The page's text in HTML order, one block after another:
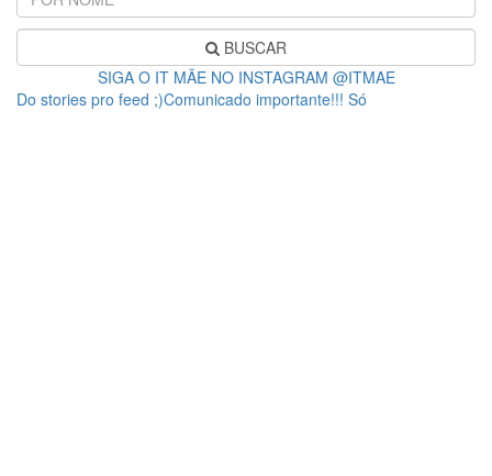
BUSCAR
SIGA O IT MÃE NO INSTAGRAM @ITMAE
Do stories pro feed ;)Comunicado importante!!! Só